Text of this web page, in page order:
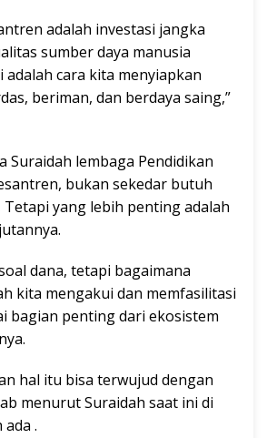
adalah investasi jangka
sumber daya manusia
adalah cara kita menyiapkan
beriman, dan berdaya saing,”
Suraidah lembaga Pendidikan
bukan sekedar butuh
yang lebih penting adalah
dana, tetapi bagaimana
kita mengakui dan memfasilitasi
bagian penting dari ekosistem
hal itu bisa terwujud dengan
menurut Suraidah saat ini di
.